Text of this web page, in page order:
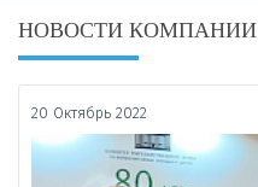
НОВОСТИ КОМПАНИИ
20 Октябрь 2022